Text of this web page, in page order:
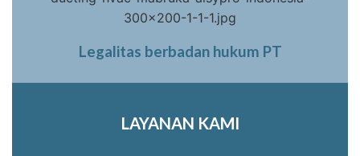
Legalitas berbadan hukum PT
LAYANAN KAMI